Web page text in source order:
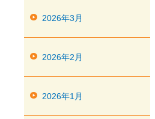
2026年3月
2026年2月
2026年1月